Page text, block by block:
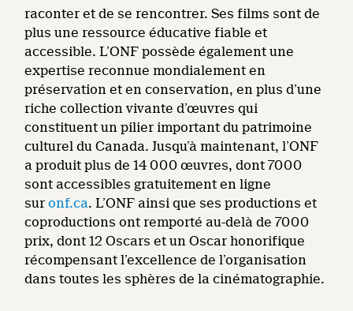
raconter et de se rencontrer. Ses films sont de
plus une ressource éducative fiable et
accessible. L’ONF possède également une
expertise reconnue mondialement en
préservation et en conservation, en plus d’une
riche collection vivante d’œuvres qui
constituent un pilier important du patrimoine
culturel du Canada. Jusqu’à maintenant, l’ONF
a produit plus de 14 000 œuvres, dont 7000
sont accessibles gratuitement en ligne
suronf.ca. L’ONF ainsi que ses productions et
coproductions ont remporté au-delà de 7000
prix, dont 12 Oscars et un Oscar honorifique
récompensant l’excellence de l’organisation
dans toutes les sphères de la cinématographie.